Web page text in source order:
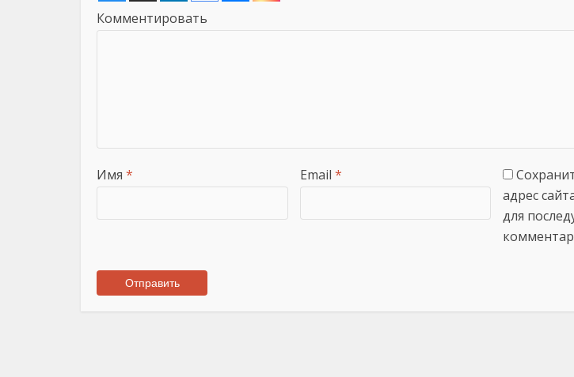
Комментировать
Имя * Email *
адрес
для